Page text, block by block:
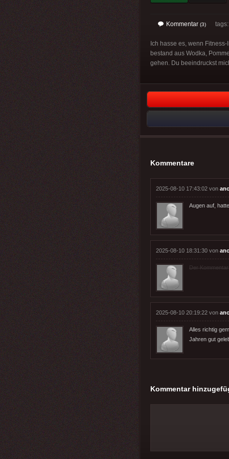
Kommentar (3)
Ich hasse es, wenn
bestand aus Wodka,
gehen. Du beeindruckst
Kommentare
2025-08-10 17:43:02 von
Augen auf,
2025-08-10 18:31:30 von
Der
2025-08-10 20:19:22 von
Alles richtig
Jahren gut
Kommentar